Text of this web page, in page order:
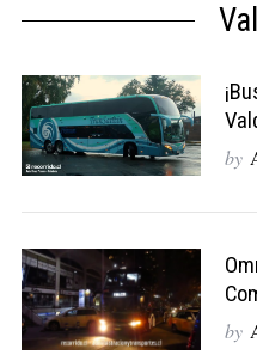
by
by